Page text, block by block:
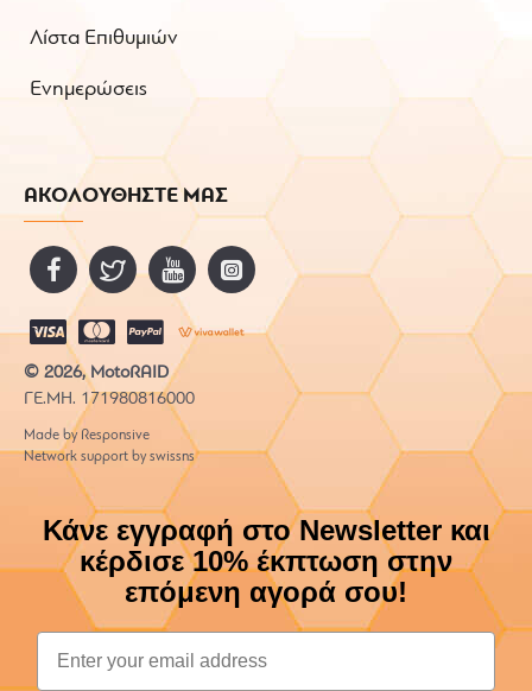
Λίστα Επιθυμιών
Ενημερώσεις
ΑΚΟΛΟΥΘΗΣΤΕ ΜΑΣ
© 2026, MotoRAID
ΓΕ.ΜΗ. 171980816000
Made by Responsive
Network support by swissns
Κάνε εγγραφή στο Newsletter και
κέρδισε 10% έκπτωση στην
επόμενη αγορά σου!
Email